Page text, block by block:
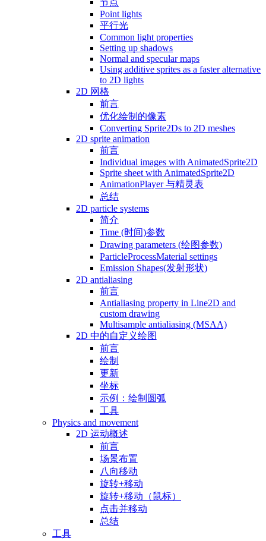
节点
Point lights
平行光
Common light properties
Setting up shadows
Normal and specular maps
Using additive sprites as a faster alternative
to 2D lights
2D 网格
前言
优化绘制的像素
Converting Sprite2Ds to 2D meshes
2D sprite animation
前言
Individual images with AnimatedSprite2D
Sprite sheet with AnimatedSprite2D
AnimationPlayer 与精灵表
总结
2D particle systems
简介
Time (时间)参数
Drawing parameters (绘图参数)
ParticleProcessMaterial settings
Emission Shapes(发射形状)
2D antialiasing
前言
Antialiasing property in Line2D and
custom drawing
Multisample antialiasing (MSAA)
2D 中的自定义绘图
前言
绘制
更新
坐标
示例：绘制圆弧
工具
Physics and movement
2D 运动概述
前言
场景布置
八向移动
旋转+移动
旋转+移动（鼠标）
点击并移动
总结
工具